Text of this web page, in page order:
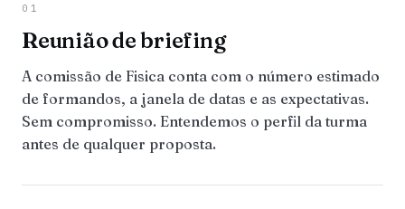
01
Reunião de briefing
A comissão de Fisica conta com o número estimado
de formandos, a janela de datas e as expectativas.
Sem compromisso. Entendemos o perfil da turma
antes de qualquer proposta.